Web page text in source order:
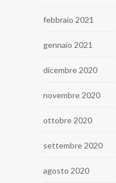
febbraio 2021
gennaio 2021
dicembre 2020
novembre 2020
ottobre 2020
settembre 2020
agosto 2020